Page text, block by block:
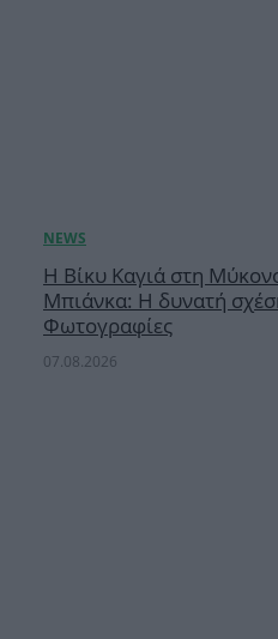
Η Βίκυ Καγιά στη
Μπιάνκα: Η δυνατή
Φωτογραφίες
07.08.2026